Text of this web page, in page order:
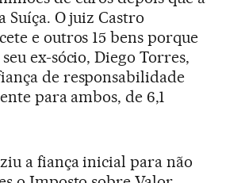
O juiz Castro
e outros 15 bens porque
ex-sócio, Diego Torres,
de responsabilidade
para ambos, de 6,1
a fiança inicial para não